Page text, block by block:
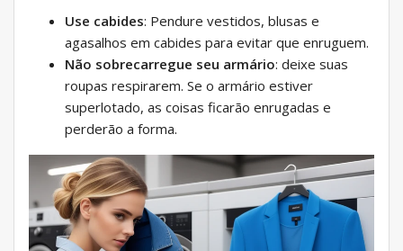
Use cabides: Pendure vestidos, blusas e
agasalhos em cabides para evitar que enruguem.
Não sobrecarregue seu armário: deixe suas
roupas respirarem. Se o armário estiver
superlotado, as coisas ficarão enrugadas e
perderão a forma.